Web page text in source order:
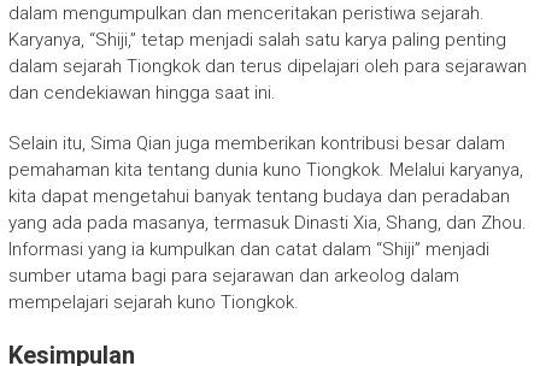
dalam mengumpulkan dan menceritakan peristiwa sejarah.
Karyanya, “Shiji,” tetap menjadi salah satu karya paling penting
dalam sejarah Tiongkok dan terus dipelajari oleh para sejarawan
dan cendekiawan hingga saat ini.
Selain itu, Sima Qian juga memberikan kontribusi besar dalam
pemahaman kita tentang dunia kuno Tiongkok. Melalui karyanya,
kita dapat mengetahui banyak tentang budaya dan peradaban
yang ada pada masanya, termasuk Dinasti Xia, Shang, dan Zhou.
Informasi yang ia kumpulkan dan catat dalam “Shiji” menjadi
sumber utama bagi para sejarawan dan arkeolog dalam
mempelajari sejarah kuno Tiongkok.
Kesimpulan